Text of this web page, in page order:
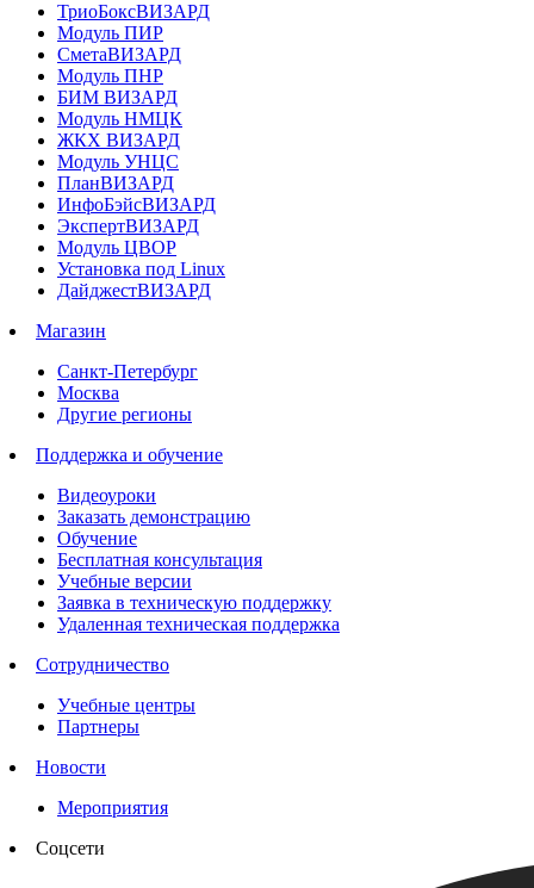
ТриоБоксВИЗАРД
Модуль ПИР
СметаВИЗАРД
Модуль ПНР
БИМ ВИЗАРД
Модуль НМЦК
ЖКХ ВИЗАРД
Модуль УНЦС
ПланВИЗАРД
ИнфоБэйсВИЗАРД
ЭкспертВИЗАРД
Модуль ЦВОР
Установка под Linux
ДайджестВИЗАРД
Магазин
Санкт-Петербург
Москва
Другие регионы
Поддержка и обучение
Видеоуроки
Заказать демонстрацию
Обучение
Бесплатная консультация
Учебные версии
Заявка в техническую поддержку
Удаленная техническая поддержка
Сотрудничество
Учебные центры
Партнеры
Новости
Мероприятия
Соцсети